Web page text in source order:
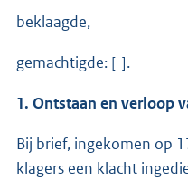
beklaagde,
gemachtigde: [ ].
1. Ontstaan en verloop
Bij brief, ingekomen op
klagers een klacht